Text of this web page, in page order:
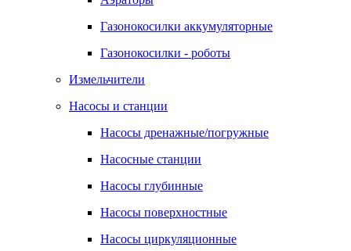
Газонокосилки аккумуляторные
Газонокосилки - роботы
Измельчители
Насосы и станции
Насосы дренажные/погружные
Насосные станции
Насосы глубинные
Насосы поверхностные
Насосы циркуляционные